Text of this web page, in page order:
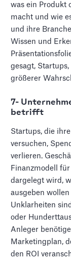
was ein Produkt
macht und wie
und ihre
Wissen und
gesagt,
größerer
7-
betrifft
Startups, die
versuchen,
verlieren.
Finanzmodell
dargelegt wird,
ausgeben
Unklarheiten
oder
Anleger
Marketingplan,
den ROI